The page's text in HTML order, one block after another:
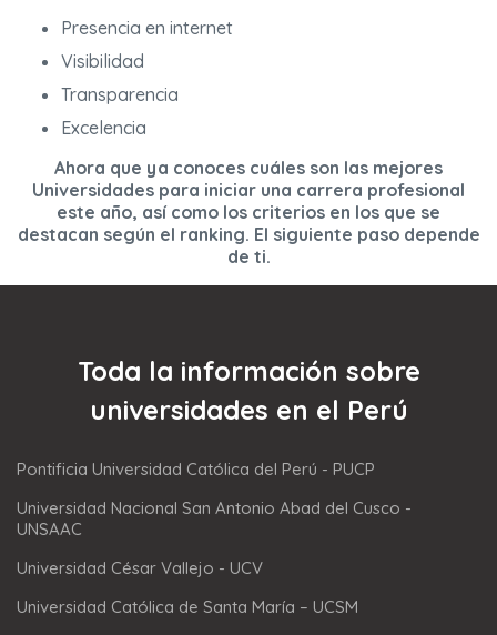
Presencia en internet
Visibilidad
Transparencia
Excelencia
Ahora que ya conoces cuáles son las mejores
Universidades para iniciar una carrera profesional
este año, así como los criterios en los que se
destacan según el ranking. El siguiente paso depende
de ti.
Toda la información sobre
universidades en el Perú
Pontificia Universidad Católica del Perú - PUCP
Universidad Nacional San Antonio Abad del Cusco -
UNSAAC
Universidad César Vallejo - UCV
Universidad Católica de Santa María – UCSM